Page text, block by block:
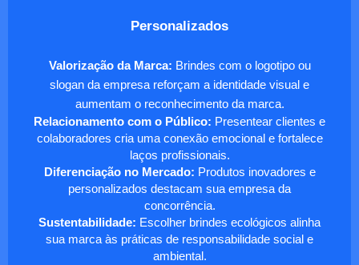
Personalizados
Valorização da Marca: Brindes com o logotipo ou
slogan da empresa reforçam a identidade visual e
aumentam o reconhecimento da marca.
Relacionamento com o Público: Presentear clientes e
colaboradores cria uma conexão emocional e fortalece
laços profissionais.
Diferenciação no Mercado: Produtos inovadores e
personalizados destacam sua empresa da
concorrência.
Sustentabilidade: Escolher brindes ecológicos alinha
sua marca às práticas de responsabilidade social e
ambiental.